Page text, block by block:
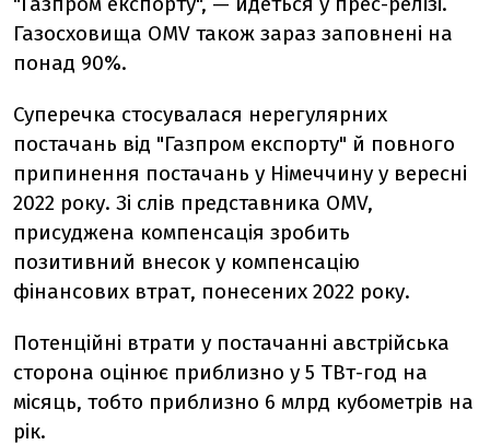
Газосховища OMV також зараз заповнені на
понад 90%.
Суперечка стосувалася нерегулярних
постачань від "Газпром експорту" й повного
припинення постачань у Німеччину у вересні
2022 року. Зі слів представника OMV,
присуджена компенсація зробить
позитивний внесок у компенсацію
фінансових втрат, понесених 2022 року.
Потенційні втрати у постачанні австрійська
сторона оцінює приблизно у 5 ТВт-год на
місяць, тобто приблизно 6 млрд кубометрів на
рік.